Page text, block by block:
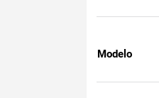
Modelo